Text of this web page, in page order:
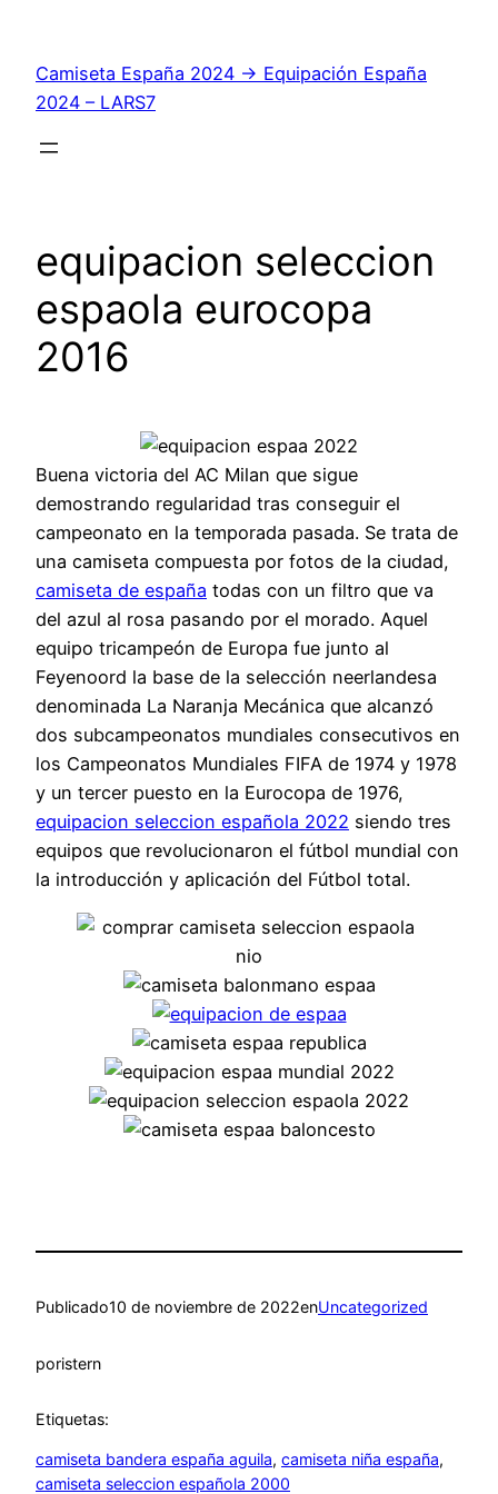
contenido
Camiseta España 2024 → Equipación España
2024 – LARS7
equipacion seleccion
espaola eurocopa
2016
Buena victoria del AC Milan que sigue
demostrando regularidad tras conseguir el
campeonato en la temporada pasada. Se trata de
una camiseta compuesta por fotos de la ciudad,
camiseta de españa todas con un filtro que va
del azul al rosa pasando por el morado. Aquel
equipo tricampeón de Europa fue junto al
Feyenoord la base de la selección neerlandesa
denominada La Naranja Mecánica que alcanzó
dos subcampeonatos mundiales consecutivos en
los Campeonatos Mundiales FIFA de 1974 y 1978
y un tercer puesto en la Eurocopa de 1976,
equipacion seleccion española 2022 siendo tres
equipos que revolucionaron el fútbol mundial con
la introducción y aplicación del Fútbol total.
Publicado10 de noviembre de 2022enUncategorized
poristern
Etiquetas:
camiseta bandera españa aguila, camiseta niña españa
camiseta seleccion española 2000